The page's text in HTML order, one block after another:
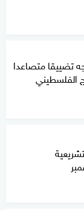
تضييقا متصاعدا
الفلسطيني